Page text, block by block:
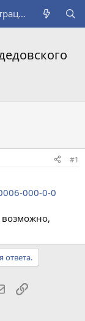
Регистрация
#1
000-0-0
возможно,
ответа.
Электронная
Ссылка